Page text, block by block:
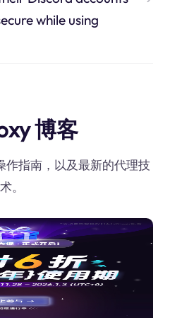
while using
博客
作指南，以及最新的代理技
术。